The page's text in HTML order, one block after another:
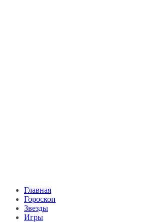
Главная
Гороскоп
Звезды
Игры